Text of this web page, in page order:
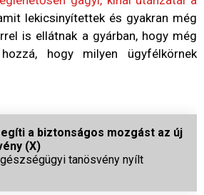
lekicsinyítettek és gyakran még
is ellátnak a gyárban, hogy még
hogy milyen ügyfélkörnek
a biztonságos mozgást az új
(X)
tanösvény nyílt